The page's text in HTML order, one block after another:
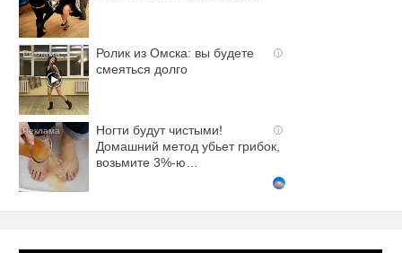
i
Ролик из Омска: вы будете
смеяться долго
i
Ногти будут чистыми!
Домашний метод убьет грибок,
возьмите 3%-ю…